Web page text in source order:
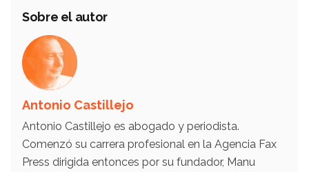
Sobre el autor
Antonio Castillejo
Antonio Castillejo es abogado y periodista.
Comenzó su carrera profesional en la Agencia Fax
Press dirigida entonces por su fundador, Manu